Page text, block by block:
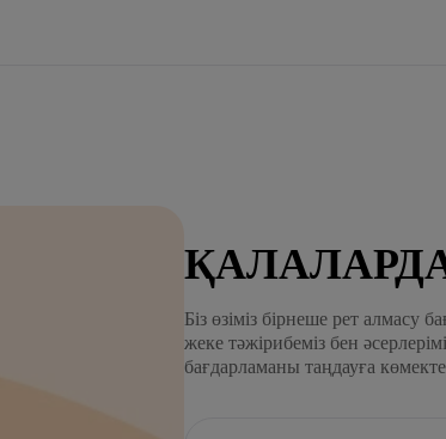
Біз өзіміз бірнеше рет алмасу
жеке тәжірибеміз бен
бағдарламаны таңдауға